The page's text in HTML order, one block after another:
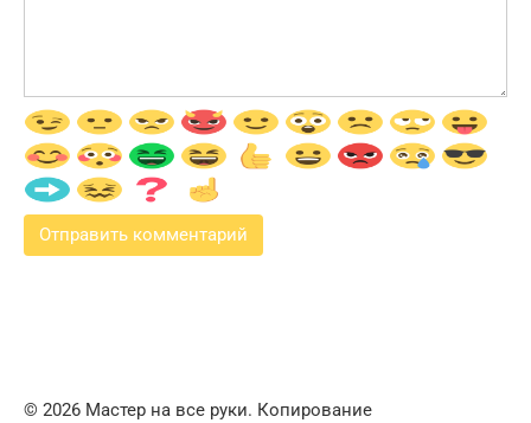
© 2026 Мастер на все руки. Копирование